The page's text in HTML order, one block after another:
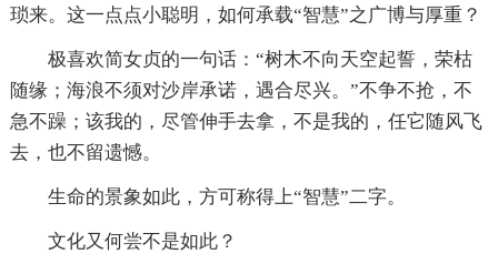
琐来。这一点点小聪明，如何承载“智慧”之广博与厚重？
极喜欢简女贞的一句话：“树木不向天空起誓，荣枯
随缘；海浪不须对沙岸承诺，遇合尽兴。”不争不抢，不
急不躁；该我的，尽管伸手去拿，不是我的，任它随风飞
去，也不留遗憾。
生命的景象如此，方可称得上“智慧”二字。
文化又何尝不是如此？